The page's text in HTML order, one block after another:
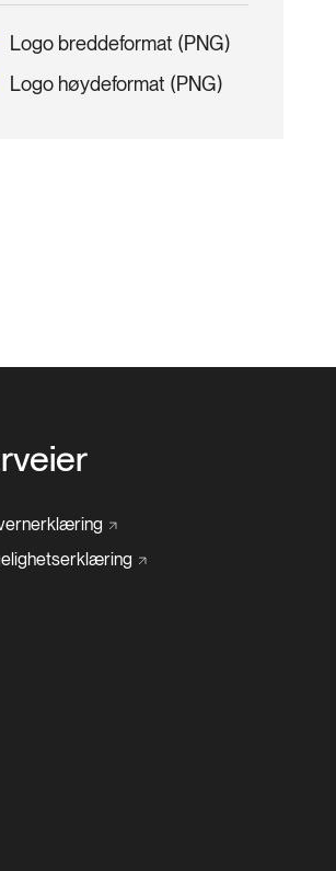
Logo breddeformat (PNG)
Logo høydeformat (PNG)